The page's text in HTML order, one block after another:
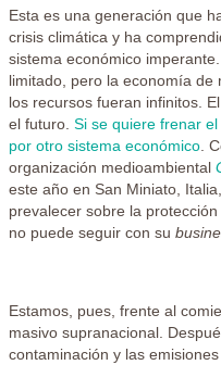
Esta es una generación que
crisis climática y ha
sistema económico
limitado, pero la economía de
los recursos fueran infinitos.
el futuro. Si se quiere frenar
por otro sistema económico .
organización medioambiental
este año en San Miniato,
prevalecer sobre la
no puede seguir con su
Estamos, pues, frente al
masivo supranacional.
contaminación y las